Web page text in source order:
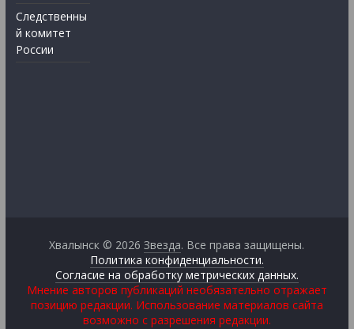
Следственны
й комитет
России
Хвалынск © 2026Звезда. Все права защищены.
Политика конфиденциальности.
Согласие на обработку метрических данных.
Мнение авторов публикаций необязательно отражает
позицию редакции. Использование материалов сайта
возможно с разрешения редакции.